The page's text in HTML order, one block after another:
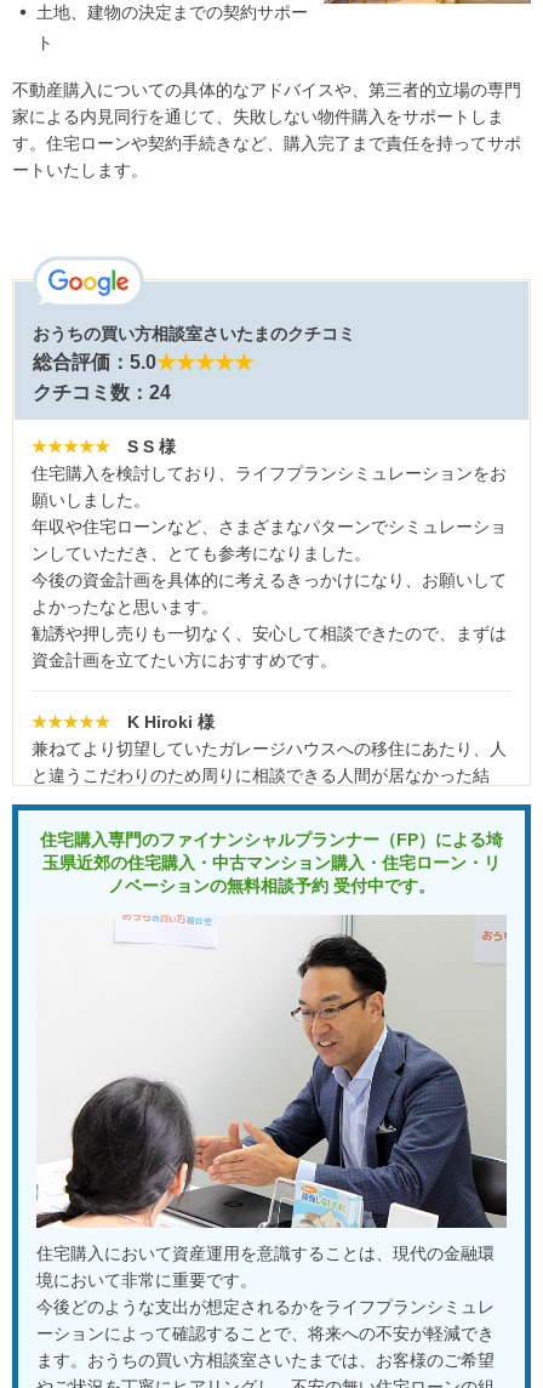
土地、建物の決定までの契約サポー
ト
不動産購入についての具体的なアドバイスや、第三者的立場の専門
家による内見同行を通じて、失敗しない物件購入をサポートしま
す。住宅ローンや契約手続きなど、購入完了まで責任を持ってサポ
ートいたします。
おうちの買い方相談室さいたまのクチコミ
総合評価：5.0★★★★★
クチコミ数：24
★★★★★ S S 様
住宅購入を検討しており、ライフプランシミュレーションをお
願いしました。
年収や住宅ローンなど、さまざまなパターンでシミュレーショ
ンしていただき、とても参考になりました。
今後の資金計画を具体的に考えるきっかけになり、お願いして
よかったなと思います。
勧誘や押し売りも一切なく、安心して相談できたので、まずは
資金計画を立てたい方におすすめです。
★★★★★ K Hiroki 様
兼ねてより切望していたガレージハウスへの移住にあたり、人
と違うこだわりのため周りに相談できる人間が居なかった結
果、住宅ローンも土地選びもハウスメーカーも何もかも間違っ
た方向に進みかけていたところを救って下さった格好です。本
当に有難う御座います。
特に住宅ローンに関しては本来なら通るものがほんの少しのや
らそれこそ審査落ちを繰り返し信用情報をいたずらに傷つけて
家を買うという、ある意味人生最大の大勝負で絶対に負けない
為に、結局必要だったのは自分自身の力よりも、信頼できるプ
ロに助けを求め味方についてもらう事であり、少なくともおう
ちの買い方相談室様は私にとって、文句の付け所のない強力な
援軍になって頂いたという所でした。
★★★★★
motoki n 様
注文住宅購入にあたり、どのくらいの予算であれば住宅ローン
を組んでも破産しないのか全く想像がつかない状態だったた
細かいヒアリングから、嫌な顔せず複数パターンでのシミュレ
ーションを行ってくださり、お陰様で様々なライフプランをイ
メージすることができました。
また、ライフプラン以外にも希望地域の土地情報や探し方のア
ドバイスなどもいただくことができ、大変助かりました。
住宅購入専門のファイナンシャルプランナー（FP）による埼
玉県近郊の住宅購入・中古マンション購入・住宅ローン・リ
ノベーションの無料相談予約 受付中です。
住宅購入において資産運用を意識することは、現代の金融環
境において非常に重要です。
今後どのような支出が想定されるかをライフプランシミュレ
ーションによって確認することで、将来への不安が軽減でき
ます。おうちの買い方相談室さいたまでは、お客様のご希望